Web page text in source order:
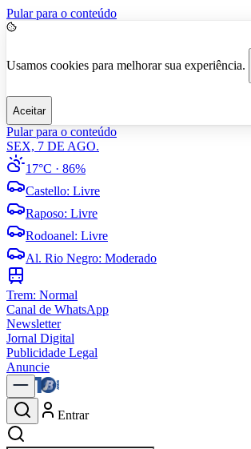
Pular para o conteúdo
Usamos cookies para melhorar sua experiência.
Aceitar
Pular para o conteúdo
SEX, 7 DE AGO.
17°C · 86%
Castello: Livre
Raposo: Livre
Rodoanel: Livre
Al. Rio Negro: Moderado
Trem: Normal
Canal de WhatsApp
Newsletter
Jornal Digital
Publicidade Legal
Anuncie
Entrar